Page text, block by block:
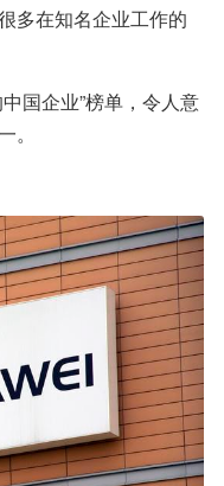
多在知名企业工作的
国企业”榜单，令人意